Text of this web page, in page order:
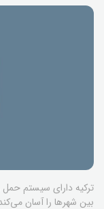
ترکیه دارای سیستم
بین شهرها را آسان